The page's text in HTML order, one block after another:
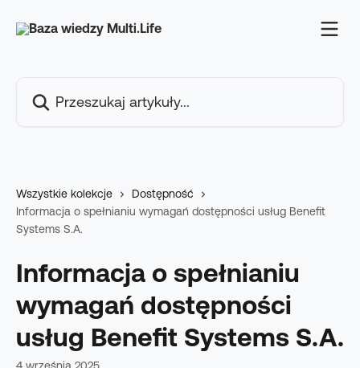
Wszystkie kolekcje
Dostępność
Informacja o spełnianiu wymagań dostępności usług Benefit
Systems S.A.
Informacja o spełnianiu
wymagań dostępności
usług Benefit Systems S.A.